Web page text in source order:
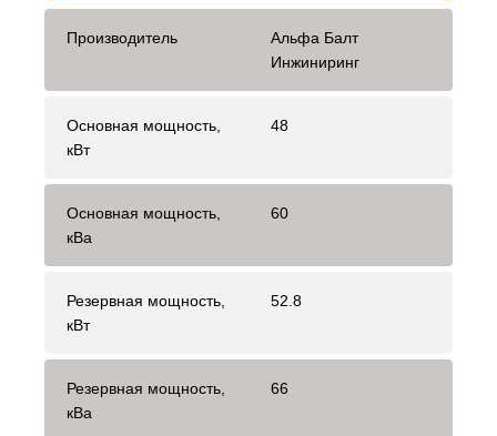
Производитель
Альфа Балт
Инжиниринг
Основная мощность,
кВт
48
Основная мощность,
кВа
60
Резервная мощность,
кВт
52.8
Резервная мощность,
кВа
66